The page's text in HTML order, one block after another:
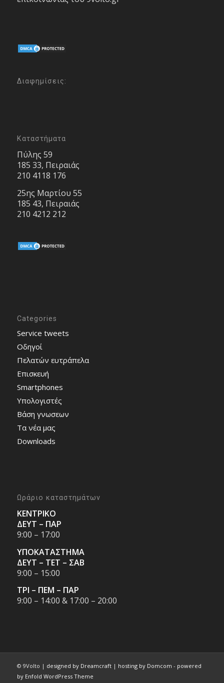
Διαφημίσεις:
Καταστήματα
Πύλης 59
185 33, Πειραιάς
210 4118 176
25ης Μαρτίου 55
185 43, Πειραιάς
210 4212 212
Categories
Service tweets
Οδηγοί
Πελατών ευτράπελα
Επισκευή
Smartphones
Υπολογιστές
Bάση γνωσεων
Τα νέα μας
Downloads
Ωράριο καταστημάτων
ΚΕΝΤΡΙΚΟ
ΔΕΥΤ – ΠΑΡ
9:00 – 17:00
ΥΠΟΚΑΤΑΣΤΗΜΑ
ΔΕΥΤ – ΤΕΤ – ΣΑΒ
9:00 – 15:00
ΤΡΙ – ΠΕΜ – ΠΑΡ
9:00 – 14:00 & 17:00 – 20:00
© 9Volto | designed by Dreamcraft| hosting by Domcom - powered
by Enfold WordPress Theme